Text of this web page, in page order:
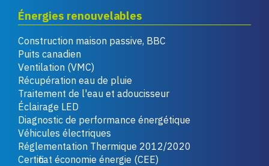
Énergies renouvelables
Construction maison passive, BBC
Puits canadien
Ventilation (VMC)
Récupération eau de pluie
Traitement de l'eau et adoucisseur
Éclairage LED
Diagnostic de performance énergétique
Véhicules électriques
Réglementation Thermique 2012/2020
Certificat économie énergie (CEE)